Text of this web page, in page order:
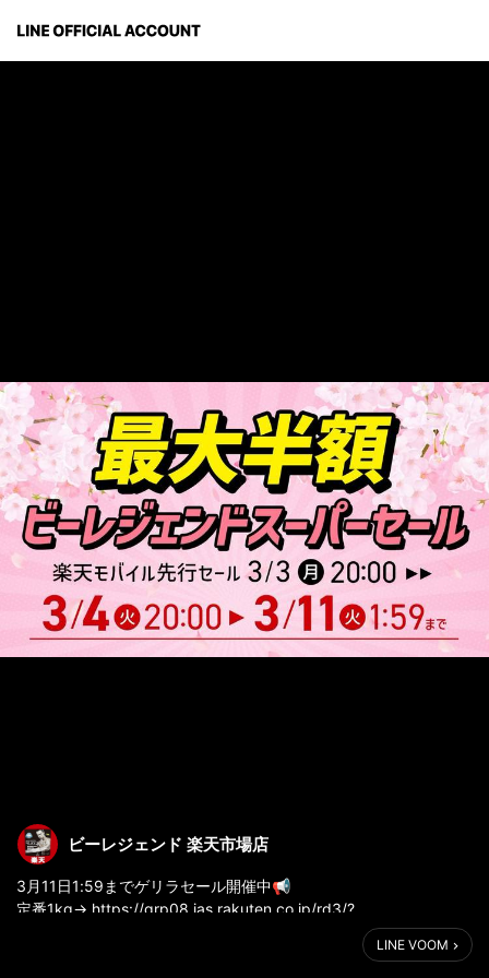
ビーレジェンド 楽天市場店
3月11日1:59までゲリラセール開催中📢
定番1kg→ https://grp08.ias.rakuten.co.jp/rd3/?
LINE VOOM